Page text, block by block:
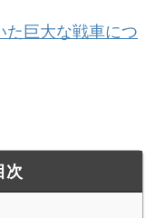
た巨大な戦車につ
次